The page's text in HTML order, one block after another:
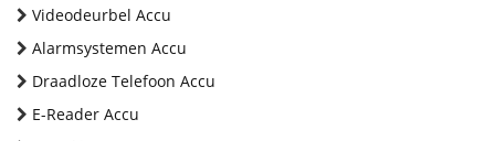
Videodeurbel Accu
Alarmsystemen Accu
Draadloze Telefoon Accu
E-Reader Accu